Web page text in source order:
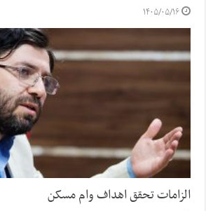
۱۴۰۵/۰۵/۱۶
الزامات تحقق اهداف وام مسکن